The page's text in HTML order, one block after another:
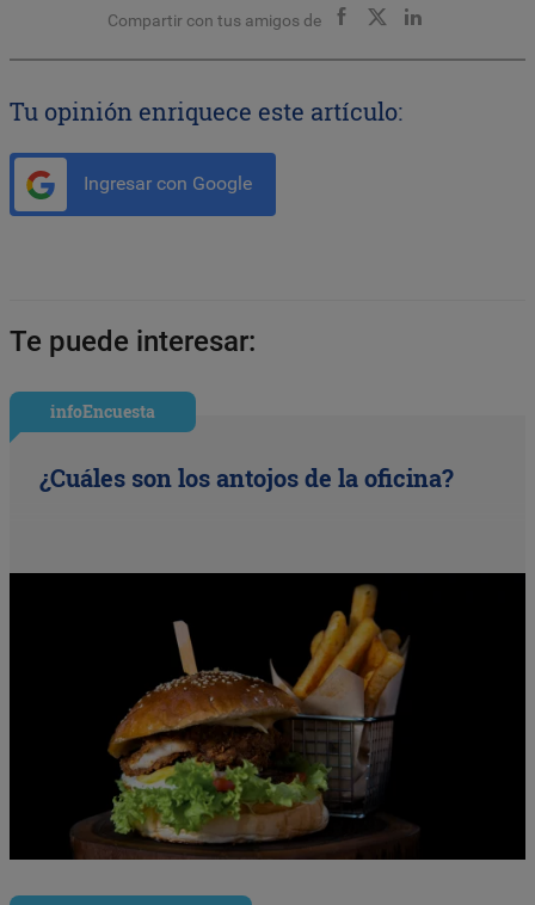
Compartir con tus amigos de
Tu opinión enriquece este artículo:
Ingresar con Google
Te puede interesar:
infoEncuesta
¿Cuáles son los antojos de la oficina?